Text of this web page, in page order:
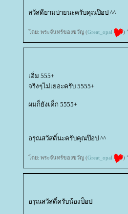
สวัสดียามบ่ายนะครับคุณป๊อป ^^
ดย: พระจันทร์ของขวัญ (Great_opal )
เอิ่ม 555+
จริงๆไม่เยอะครับ 5555+
ผมก็ยังเด็ก 5555+
อรุณสวัสดิ์นะครับคุณป๊อป ^^
ดย: พระจันทร์ของขวัญ (Great_opal )
อรุณสวัสดิ์ครับน้องป็อป